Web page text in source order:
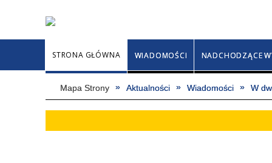
STRONA GŁÓWNA WIADOMOŚCI NADCHODZĄCE
Mapa Strony Aktualności Wiadomości W